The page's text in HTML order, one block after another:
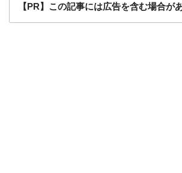
【PR】この記事には広告を含む場合が